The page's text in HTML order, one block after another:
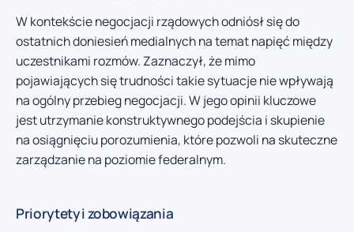
W kontekście negocjacji rządowych odniósł się do
ostatnich doniesień medialnych na temat napięć między
uczestnikami rozmów. Zaznaczył, że mimo
pojawiających się trudności takie sytuacje nie wpływają
na ogólny przebieg negocjacji. W jego opinii kluczowe
jest utrzymanie konstruktywnego podejścia i skupienie
na osiągnięciu porozumienia, które pozwoli na skuteczne
zarządzanie na poziomie federalnym.
Priorytety i zobowiązania